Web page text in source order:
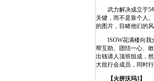
武力解决成立于5年
关键，而不是靠个人
的图片，目睹他们的
ISOW花满楼向我介
帮互助、团结一心、
出钱请人顶班组成，
大批行会成员，同时
【火拼沃玛3】